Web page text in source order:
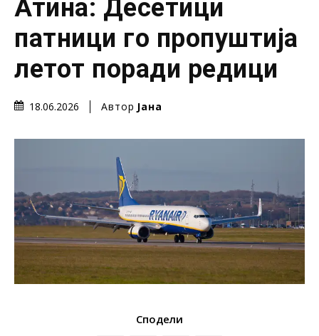
Атина: Десетици
патници го пропуштија
летот поради редици
18.06.2026 Автор Јана
Сподели